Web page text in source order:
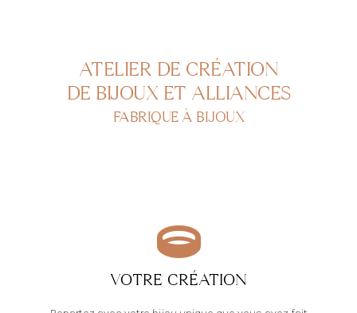
ATELIER DE CRÉATION
DE BIJOUX ET ALLIANCES
FABRIQUE À BIJOUX
VOTRE CRÉATION